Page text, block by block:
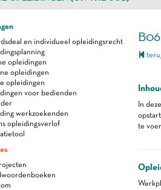
en individueel opleidingsrecht
opleidingen
opleidingen
opleidingen
voor bedienden
werkzoekenden
opleidingsverlof
In
te